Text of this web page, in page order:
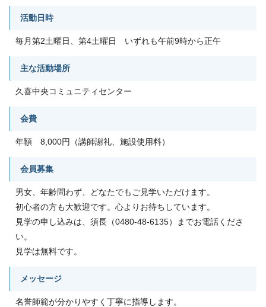
活動日時
毎月第2土曜日、第4土曜日 いずれも午前9時から正午
主な活動場所
久喜中央コミュニティセンター
会費
年額 8,000円（講師謝礼、施設使用料）
会員募集
男女、年齢問わず、どなたでもご見学いただけます。
初心者の方も大歓迎です。心よりお待ちしています。
見学の申し込みは、須長（0480-48-6135）までお電話くださ
い。
見学は無料です。
メッセージ
名誉師範が分かりやすく丁寧に指導します。